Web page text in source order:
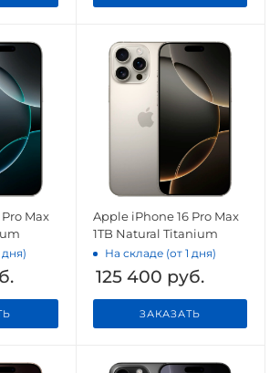
Max
дня)
Apple iPhone 16 Pro Max
1TB Natural Titanium
На складе (от 1 дня)
125 400 руб.
ЗАКАЗАТЬ